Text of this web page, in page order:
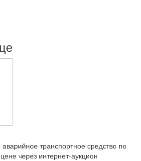
транспортное средство по
через интернет-аукцион